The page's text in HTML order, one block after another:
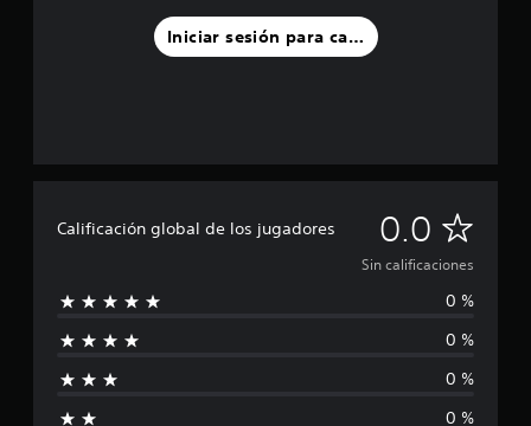
Iniciar sesión para calificar
Calificación global de los jugadores 0.0 S
i
n
c
a
Sin calificaciones
0 %
0 %
0 %
0 %